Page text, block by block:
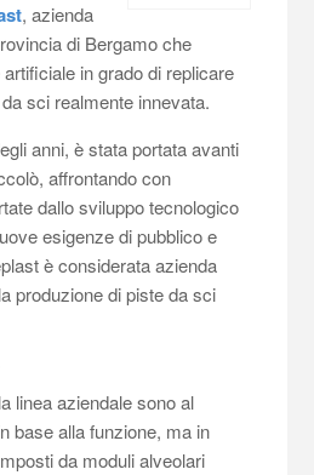
, azienda
di Bergamo che
in grado di replicare
sci realmente innevata.
anni, è stata portata avanti
affrontando con
dallo sviluppo tecnologico
esigenze di pubblico e
è considerata azienda
produzione di piste da sci
linea aziendale sono al
base alla funzione, ma in
da moduli alveolari